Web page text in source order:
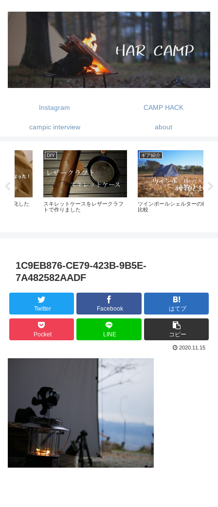
Instagram CAMP HACK
campic interview about
ギア紹介
ツインポールシェルターの種類と
Keyniceの首振り機能付き卓上扇風
機がすごい
1C9EB876-CE79-423B-9B5E-
7A482582AADF
Twitter Facebook はてブ
Pocket LINE コピー
2020.11.15